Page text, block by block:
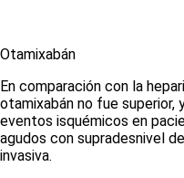
Otamixabán
En comparación con la
otamixabán no fue superior,
eventos isquémicos en
agudos con supradesnivel
invasiva.